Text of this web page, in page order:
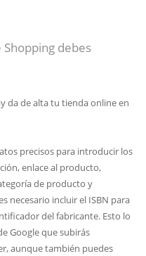
Shopping debes
da de alta tu tienda online en
precisos para introducir los
enlace al producto,
de producto y
necesario incluir el ISBN para
del fabricante. Esto lo
Google que subirás
aunque también puedes